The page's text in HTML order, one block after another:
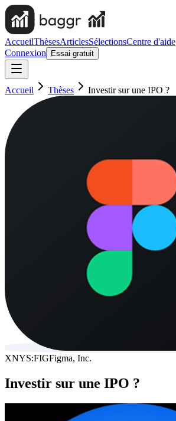
AccueilThèsesArticlesSélectionsCentre d'aide
Connexion
Essai gratuit
Accueil Thèses Investir sur une IPO ?
XNYS:FIGFigma, Inc.
Investir sur une IPO ?